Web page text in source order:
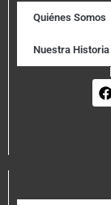
Quiénes Somos
Nuestra Historia